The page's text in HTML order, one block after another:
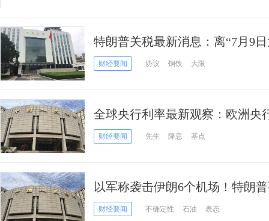
特朗普关税最新消息：离“7月9
国与美国谈判新进展如何？
财经要闻 协议 钢铁 大限
全球央行利率最新观察：欧洲央
的是“太迟先生”吗？
财经要闻 先生 降息 基点
以军称袭击伊朗6个机场！特朗
示换政权
财经要闻 不确定性 石油 表态